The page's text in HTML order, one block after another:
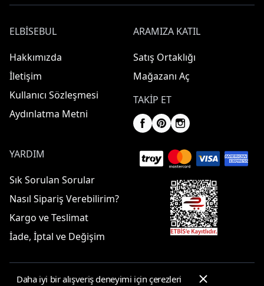
ELBISEBUL
Hakkımızda
İletişim
Kullanıcı Sözleşmesi
Aydınlatma Metni
ARAMIZA KATIL
Satış Ortaklığı
Mağazanı Aç
TAKIP ET
YARDIM
Sık Sorulan Sorular
Nasıl Sipariş Verebilirim?
Kargo ve Teslimat
İade, İptal ve Değişim
Daha iyi bir alışveriş deneyimi için çerezleri